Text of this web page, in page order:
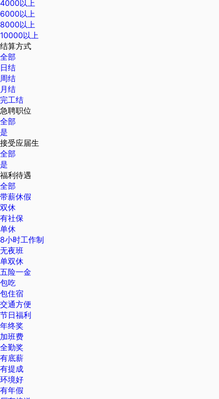
4000以上
6000以上
8000以上
10000以上
结算方式
全部
日结
周结
月结
完工结
急聘职位
全部
是
接受应届生
全部
是
福利待遇
全部
带薪休假
双休
有社保
单休
8小时工作制
无夜班
单双休
五险一金
包吃
包住宿
交通方便
节日福利
年终奖
加班费
全勤奖
有底薪
有提成
环境好
有年假